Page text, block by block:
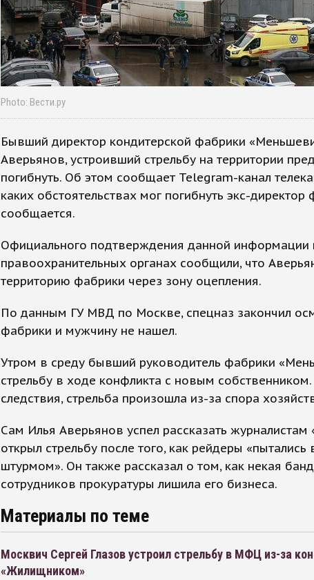
Photo: Вести.ру
Бывший директор кондитерской фабрики
Аверьянов, устроивший стрельбу на территории
погибнуть. Об этом сообщает Telegram-канал
каких обстоятельствах мог погибнуть экс-директор
сообщается.
Официального подтверждения данной информации
правоохранительных органах сообщили, что
территорию фабрики через зону оцепления.
По данным ГУ МВД по Москве, спецназ закончил
фабрики и мужчину не нашел.
Утром в среду бывший руководитель фабрики
стрельбу в ходе конфликта с новым
следствия, стрельба произошла из-за спора
Сам Илья Аверьянов успел рассказать журналистам
открыл стрельбу после того, как рейдеры «пытались
штурмом». Он также рассказал о том, как некая
сотрудников прокуратуры лишила его бизнеса.
Материалы по теме
Москвич Сергей Глазов устроил стрельбу в МФЦ из-за
«Жилищником»